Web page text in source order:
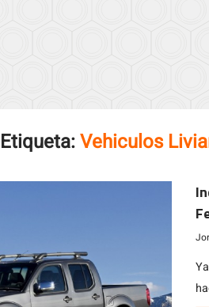
Etiqueta:Vehiculos